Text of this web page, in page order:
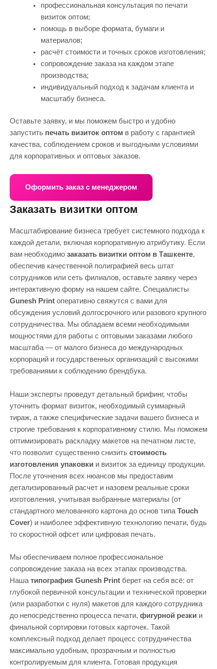
профессиональная консультация по печати
визиток оптом;
помощь в выборе формата, бумаги и
материалов;
расчёт стоимости и точных сроков изготовления;
сопровождение заказа на каждом этапе
производства;
индивидуальный подход к задачам клиента и
масштабу бизнеса.
Оставьте заявку, и мы поможем быстро и удобно
запустить печать визиток оптом в работу с гарантией
качества, соблюдением сроков и выгодными условиями
для корпоративных и оптовых заказов.
Оформить заказ с менеджером
Заказать визитки оптом
Масштабирование бизнеса требует системного подхода к
каждой детали, включая корпоративную атрибутику. Если
вам необходимо заказать визитки оптом в Ташкенте,
обеспечив качественной полиграфией весь штат
сотрудников или сеть филиалов, оставьте заявку через
интерактивную форму на нашем сайте. Специалисты
Gunesh Print оперативно свяжутся с вами для
обсуждения условий долгосрочного или разового крупного
сотрудничества. Мы обладаем всеми необходимыми
мощностями для работы с оптовыми заказами любого
масштаба — от малого бизнеса до международных
корпораций и государственных организаций с высокими
требованиями к соблюдению брендбука.
Наши эксперты проведут детальный брифинг, чтобы
уточнить формат визиток, необходимый суммарный
тираж, а также специфические задачи вашего бизнеса и
строгие требования к корпоративному стилю. Мы поможем
оптимизировать раскладку макетов на печатном листе,
что позволит существенно снизить стоимость
изготовления упаковки и визиток за единицу продукции.
После уточнения всех нюансов мы предоставим
детализированный расчет и назовем реальные сроки
изготовления, учитывая выбранные материалы (от
стандартного мелованного картона до основ типа Touch
Cover) и наиболее эффективную технологию печати, будь
то скоростной офсет или цифровая печать.
Мы обеспечиваем полное профессиональное
сопровождение заказа на всех этапах производства.
Наша типография Gunesh Print берет на себя всё: от
глубокой первичной консультации и технической проверки
(или разработки с нуля) макетов для каждого сотрудника
до непосредственно процесса печати, фигурной резки и
финальной сортировки готовых карточек. Такой
комплексный подход делает процесс сотрудничества
максимально удобным, прозрачным и полностью
контролируемым для клиента. Готовая продукция